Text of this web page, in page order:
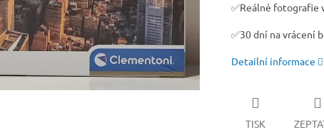
✅Reálné fotografie
✅30 dní na vrácení
Detailní informace
TISK